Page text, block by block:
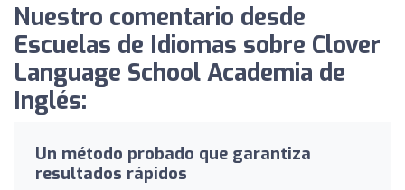
Nuestro comentario desde
Escuelas de Idiomas sobre Clover
Language School Academia de
Inglés:
Un método probado que garantiza
resultados rápidos